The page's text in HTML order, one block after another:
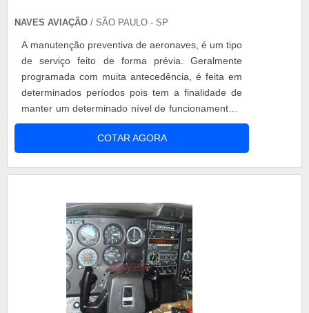
NAVES AVIAÇÃO / SÃO PAULO - SP
A manutenção preventiva de aeronaves, é um tipo
de serviço feito de forma prévia. Geralmente
programada com muita antecedência, é feita em
determinados períodos pois tem a finalidade de
manter um determinado nível de funcionamento e
da disponibilidade antes da manifestação em caso
de uma pane. A intenção de se fazer a verificação
para saber se todas as peças estão funcionando
COTAR AGORA